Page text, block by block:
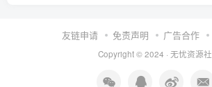
友链申请 免责声明 广告合作
Copyright © 2024 · 无忧资源社